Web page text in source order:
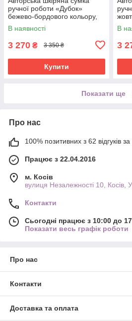
ручної роботи «Дубок»
бежево-бордового кольору,
25×26×10 см
В наявності
3 270 ₴ 3 350 ₴
Купити
В
3
Показати ще
Про нас
100% позитивних з 62 відгуків за
Працює з 22.04.2016
м. Косів
вулиця Незалежності 10, Косів,
Контакти
Сьогодні працює з 10:00 до
Показати весь графік роботи
Про нас
Контакти
Доставка та оплата